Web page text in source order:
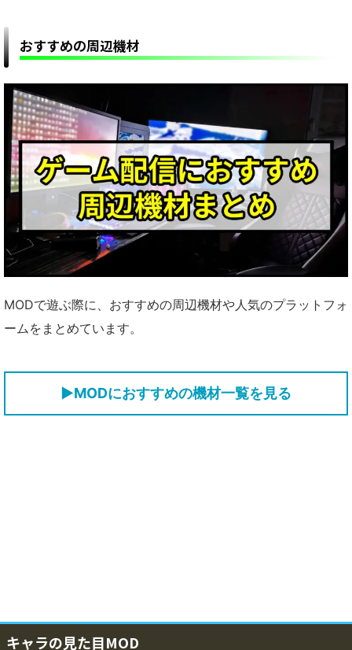
おすすめの周辺機材
MODで遊ぶ際に、おすすめの周辺機材や人気のプラットフォ
ームをまとめています。
▶MODにおすすめの機材一覧を見る
キャラの見た目MOD